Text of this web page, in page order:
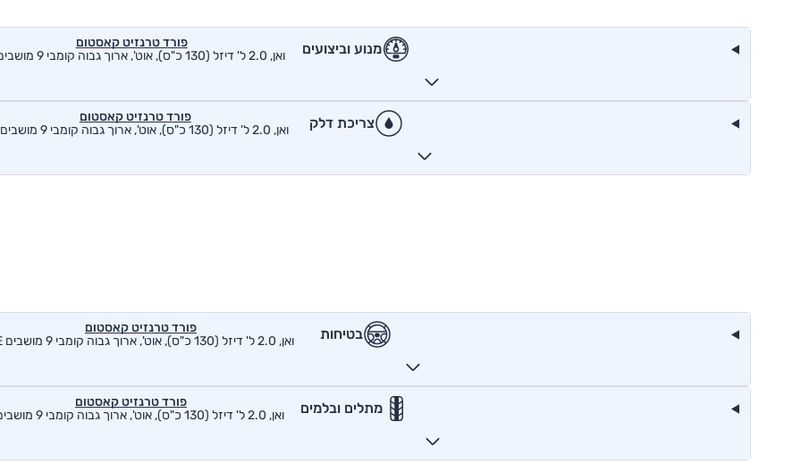
מנוע וביצועים
פורד טרנזיט קאסטום
ואן, 2.0 ל' דיזל (130 כ"ס), אוט', ארוך גבוה קומבי 9 מושבים SE
צריכת דלק
פורד טרנזיט קאסטום
ואן, 2.0 ל' דיזל (130 כ"ס), אוט', ארוך גבוה קומבי 9 מושבים SE
בטיחות
פורד טרנזיט קאסטום
ואן, 2.0 ל' דיזל (130 כ"ס), אוט', ארוך גבוה קומבי 9 מושבים SE
מתלים ובלמים
פורד טרנזיט קאסטום
ואן, 2.0 ל' דיזל (130 כ"ס), אוט', ארוך גבוה קומבי 9 מושבים SE